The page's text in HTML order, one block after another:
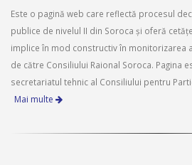
Este o pagină web care reflectă procesul
publice de nivelul II din Soroca și oferă
implice în mod constructiv în monitorizarea
de către Consiliului Raional Soroca. Pagina
secretariatul tehnic al Consiliului pentru
Mai multe